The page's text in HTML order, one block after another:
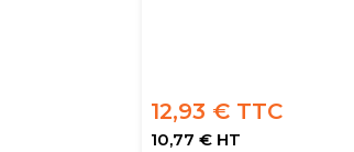
12,93 € TTC
10,77 € HT